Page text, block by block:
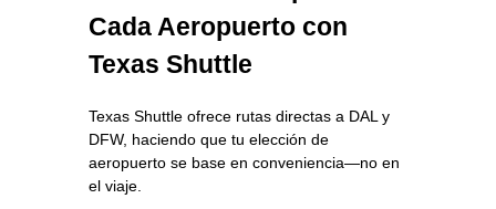
Cada Aeropuerto con
Texas Shuttle
Texas Shuttle ofrece rutas directas a DAL y
DFW, haciendo que tu elección de
aeropuerto se base en conveniencia—no en
el viaje.